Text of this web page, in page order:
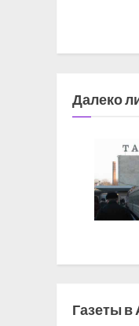
Далеко
Газеты в